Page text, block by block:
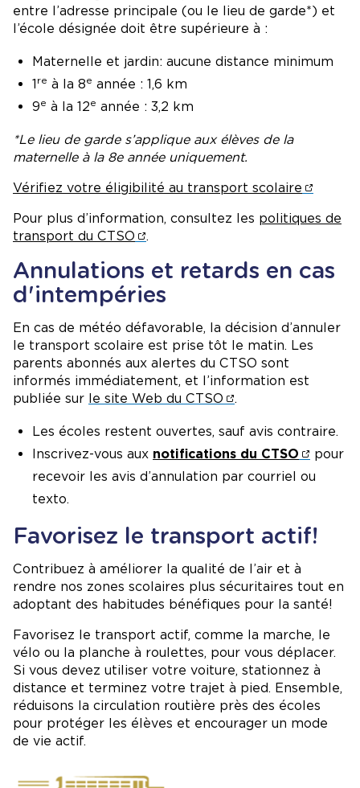
entre l’adresse principale (ou le lieu de garde*) et
l’école désignée doit être supérieure à :
Maternelle et jardin: aucune distance minimum
1 re à la 8e année : 1,6 km
9e à la 12e année : 3,2 km
*Le lieu de garde s’applique aux élèves de la
maternelle à la 8e année uniquement.
Vérifiez votre éligibilité au transport scolaire
Pour plus d’information, consultez les politiques de
transport du CTSO
.
Annulations et retards en cas
d'intempéries
En cas de météo défavorable, la décision d’annuler
le transport scolaire est prise tôt le matin. Les
parents abonnés aux alertes du CTSO sont
informés immédiatement, et l’information est
publiée sur le site Web du CTSO .
Les écoles restent ouvertes, sauf avis contraire.
Inscrivez-vous aux notifications du CTSO
pour
recevoir les avis d’annulation par courriel ou
texto.
Favorisez le transport actif!
Contribuez à améliorer la qualité de l’air et à
rendre nos zones scolaires plus sécuritaires tout en
adoptant des habitudes bénéfiques pour la santé!
Favorisez le transport actif, comme la marche, le
vélo ou la planche à roulettes, pour vous déplacer.
Si vous devez utiliser votre voiture, stationnez à
distance et terminez votre trajet à pied. Ensemble,
réduisons la circulation routière près des écoles
pour protéger les élèves et encourager un mode
de vie actif.